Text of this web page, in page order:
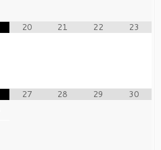
20 21 22 23
27 28 29 30